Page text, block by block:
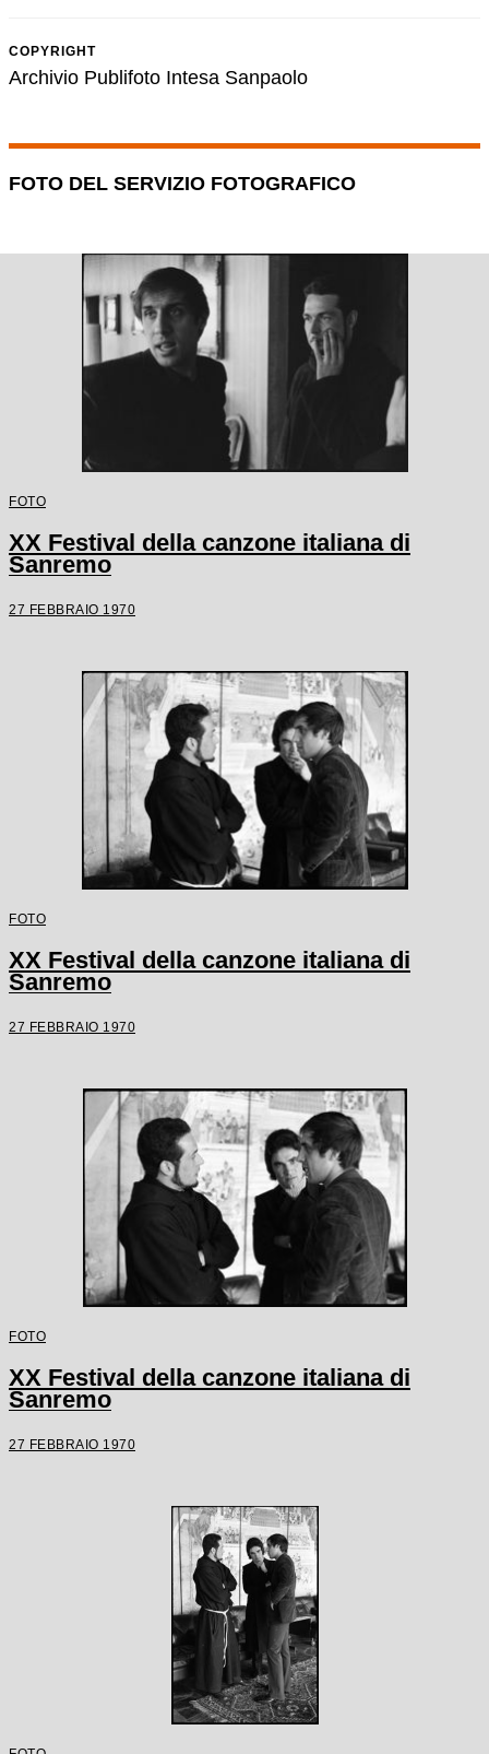
COPYRIGHT
Archivio Publifoto Intesa Sanpaolo
FOTO DEL SERVIZIO FOTOGRAFICO
FOTO
XX Festival della canzone italiana di
Sanremo
27 FEBBRAIO 1970
FOTO
XX Festival della canzone italiana di
Sanremo
27 FEBBRAIO 1970
FOTO
XX Festival della canzone italiana di
Sanremo
27 FEBBRAIO 1970